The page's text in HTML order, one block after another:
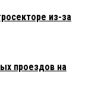
из-за
проездов на